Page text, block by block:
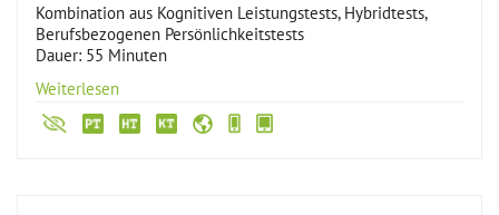
Kombination aus Kognitiven Leistungstests, Hybridtests,
Berufsbezogenen Persönlichkeitstests
Dauer: 55 Minuten
Weiterlesen